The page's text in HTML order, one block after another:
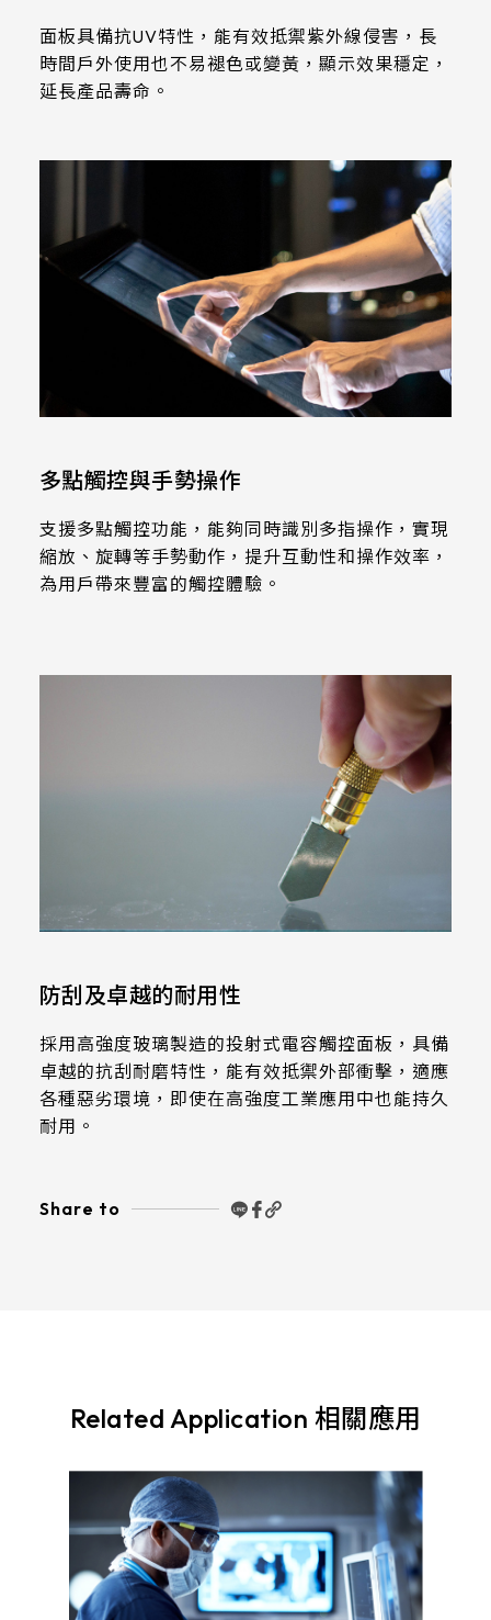
376.54 * 225.9 * 11.8 mm
444 * 264.6 * 14.73 mm
409.27 * 334 * 18.02 mm
511.45 * 302.92 * 13.43 mm
562.98 * 332.4 *12.13 mm
189.35 * 121.77* 1.4 mm
179.96 * 119* 1.4 mm
240.6 *187.8* 1.4 mm
328.37 *199.98* 2.1 mm
562.98 *332.4* 3.1 mm
376.54 *225.9* 2.1 mm
375.58 * 308* 2.1 mm
444 *264.6* 2.1 mm
511.45*302.92* 3.1 mm
Anti-Noise (Immunity):CS 10V
面板具備抗UV特性，能有效抵禦紫外線侵害，長
時間戶外使用也不易褪色或變黃，顯示效果穩定，
延長產品壽命。
多點觸控與手勢操作
支援多點觸控功能，能夠同時識別多指操作，實現
縮放、旋轉等手勢動作，提升互動性和操作效率，
為用戶帶來豐富的觸控體驗。
防刮及卓越的耐用性
採用高強度玻璃製造的投射式電容觸控面板，具備
卓越的抗刮耐磨特性，能有效抵禦外部衝擊，適應
各種惡劣環境，即使在高強度工業應用中也能持久
耐用。
Share to
Related Application 相關應用